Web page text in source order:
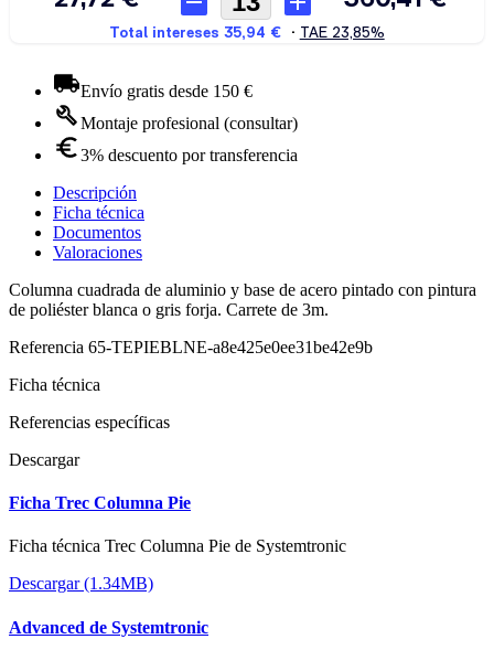
Envío gratis desde 150 €
Montaje profesional (consultar)
3% descuento por transferencia
Descripción
Ficha técnica
Documentos
Valoraciones
Columna cuadrada de aluminio y base de acero pintado con pintura
de poliéster blanca o gris forja. Carrete de 3m.
Referencia 65-TEPIEBLNE-a8e425e0ee31be42e9b
Ficha técnica
Referencias específicas
Descargar
Ficha Trec Columna Pie
Ficha técnica Trec Columna Pie de Systemtronic
Descargar (1.34MB)
Advanced de Systemtronic